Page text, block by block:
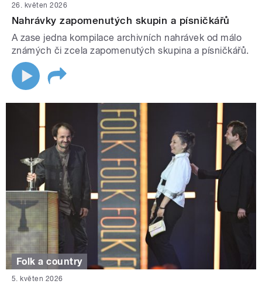
26. květen 2026
Nahrávky zapomenutých skupin a písničkářů
A zase jedna kompilace archivních nahrávek od málo
známých či zcela zapomenutých skupina a písničkářů.
Folk a country
5. květen 2026